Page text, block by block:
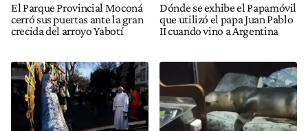
El Parque Provincial Moconá
cerró sus puertas ante la gran
crecida del arroyo Yabotí
Dónde se exhibe el Papamóvil
que utilizó el papa Juan Pablo
II cuando vino a Argentina